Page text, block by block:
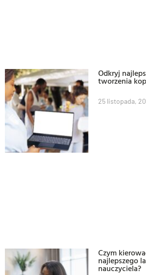
Odkryj
tworzenia
25 listopada,
Czym
najlepszego
nauczyciela?